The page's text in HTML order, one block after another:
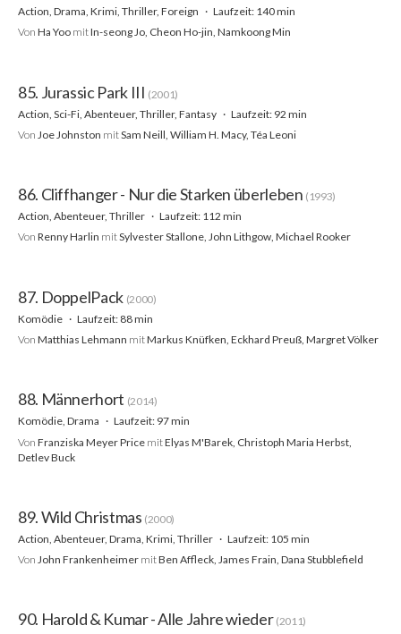
Action, Drama, Krimi, Thriller, Foreign
Laufzeit: 140 min
Von Ha Yoo mitIn-seong Jo, Cheon Ho-jin, Namkoong Min
85. Jurassic Park III (2001)
Action, Sci-Fi, Abenteuer, Thriller, Fantasy
Laufzeit: 92 min
Von Joe Johnston mitSam Neill, William H. Macy, Téa Leoni
86. Cliffhanger - Nur die Starken überleben (1993)
Action, Abenteuer, Thriller
Laufzeit: 112 min
Von Renny Harlin mitSylvester Stallone, John Lithgow, Michael Rooker
87. DoppelPack (2000)
Komödie
Laufzeit: 88 min
Von Matthias Lehmann mitMarkus Knüfken, Eckhard Preuß, Margret Völker
88. Männerhort (2014)
Komödie, Drama
Laufzeit: 97 min
Von Franziska Meyer Price mitElyas M'Barek, Christoph Maria Herbst,
Detlev Buck
89. Wild Christmas (2000)
Action, Abenteuer, Drama, Krimi, Thriller
Laufzeit: 105 min
Von John Frankenheimer mitBen Affleck, James Frain, Dana Stubblefield
90. Harold & Kumar - Alle Jahre wieder (2011)